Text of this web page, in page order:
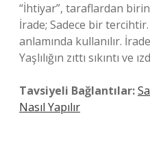
“İhtiyar”, taraflardan
İrade; Sadece bir
anlamında kullanılır.
Yaşlılığın zıttı sıkıntı ve
Tavsiyeli Bağlantılar:
Nasıl Yapılır